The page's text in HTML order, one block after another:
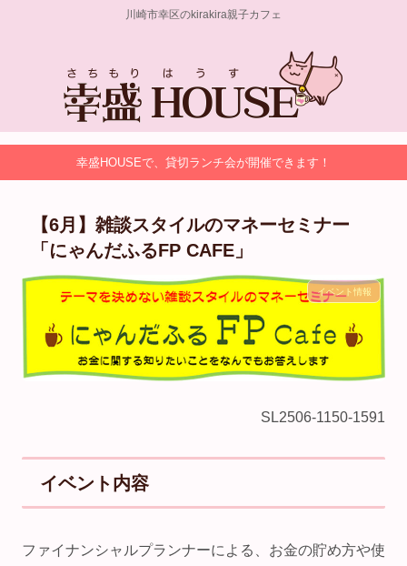
川崎市幸区のkirakira親子カフェ
幸盛HOUSEで、貸切ランチ会が開催できます！
【6月】雑談スタイルのマネーセミナー
「にゃんだふるFP CAFE」
イベント情報
SL2506-1150-1591
イベント内容
ファイナンシャルプランナーによる、お金の貯め方や使